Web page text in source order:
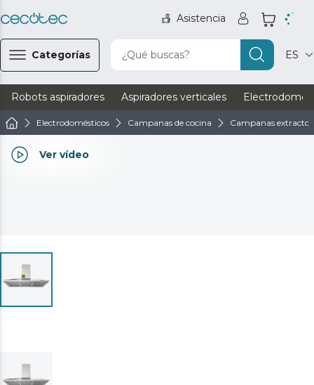
Asistencia
Categorías ¿Qué buscas? ES
Robots aspiradores Aspiradores verticales
Electrodomésticos Campanas de cocina Campanas
Ver vídeo